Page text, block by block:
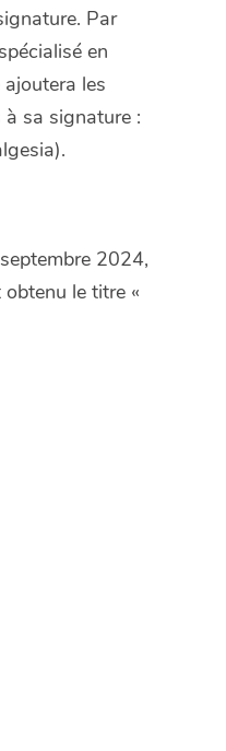
Par
en
les
sa signature :
2024,
le titre «